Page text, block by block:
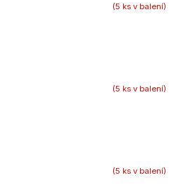
(5 ks v balení)
(5 ks v balení)
(5 ks v balení)